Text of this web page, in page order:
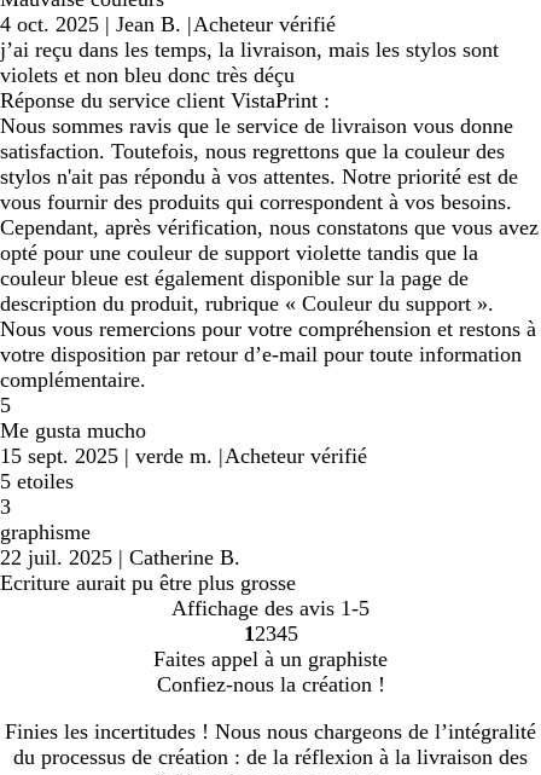
4 oct. 2025 | Jean B. |Acheteur vérifié
j’ai reçu dans les temps, la livraison, mais les stylos sont
violets et non bleu donc très déçu
Réponse du service client VistaPrint :
Nous sommes ravis que le service de livraison vous donne
satisfaction. Toutefois, nous regrettons que la couleur des
stylos n'ait pas répondu à vos attentes. Notre priorité est de
vous fournir des produits qui correspondent à vos besoins.
Cependant, après vérification, nous constatons que vous avez
opté pour une couleur de support violette tandis que la
couleur bleue est également disponible sur la page de
description du produit, rubrique « Couleur du support ».
Nous vous remercions pour votre compréhension et restons à
votre disposition par retour d’e-mail pour toute information
complémentaire.
5
Me gusta mucho
15 sept. 2025 | verde m. |Acheteur vérifié
5 etoiles
3
graphisme
22 juil. 2025 | Catherine B.
Ecriture aurait pu être plus grosse
Affichage des avis 1-5
Accéder
à
la
1 Accéder
à
la
2Accéder
à
la
3Accéder
à
la
4Accéder
à
la
page
5
Faites appel à un graphiste
Confiez-nous la création !
Finies les incertitudes ! Nous nous chargeons de l’intégralité
du processus de création : de la réflexion à la livraison des